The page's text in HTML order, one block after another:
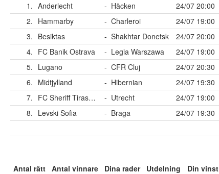
1. Anderlecht - Häcken 24/07 20:00
2. Hammarby - Charleroi 24/07 19:00
3. Besiktas - Shakhtar Donetsk 24/07 20:00
4. FC Banik Ostrava - Legia Warszawa 24/07 19:00
5. Lugano - CFR Cluj 24/07 20:30
6. Midtjylland - Hibernian 24/07 19:30
7.
FC Sheriff Tiraspol - Utrecht 24/07 19:00
8. Levski Sofia - Braga 24/07 19:30
Antal rätt Antal vinnare Dina rader Utdelning
Din vinst